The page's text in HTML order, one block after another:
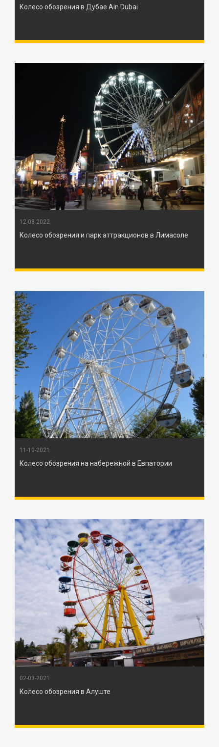
Колесо обозрения в Дубае Ain Dubai
12-08-2022
Колесо обозрения и парк аттракционов в Лимасоле
11-10-2021
Колесо обозрения на набережной в Евпатории
02-03-2021
Колесо обозрения в Алуште